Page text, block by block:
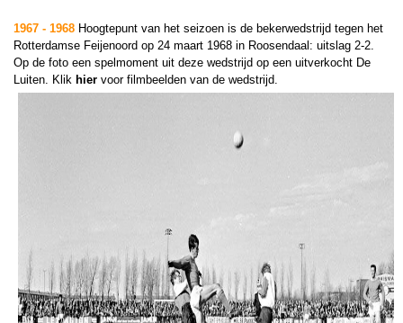
1967 - 1968 Hoogtepunt van het seizoen is de bekerwedstrijd tegen het
Rotterdamse Feijenoord op 24 maart 1968 in Roosendaal: uitslag 2-2.
Op de foto een spelmoment uit deze wedstrijd op een uitverkocht De
Luiten. Klik hier voor filmbeelden van de wedstrijd.